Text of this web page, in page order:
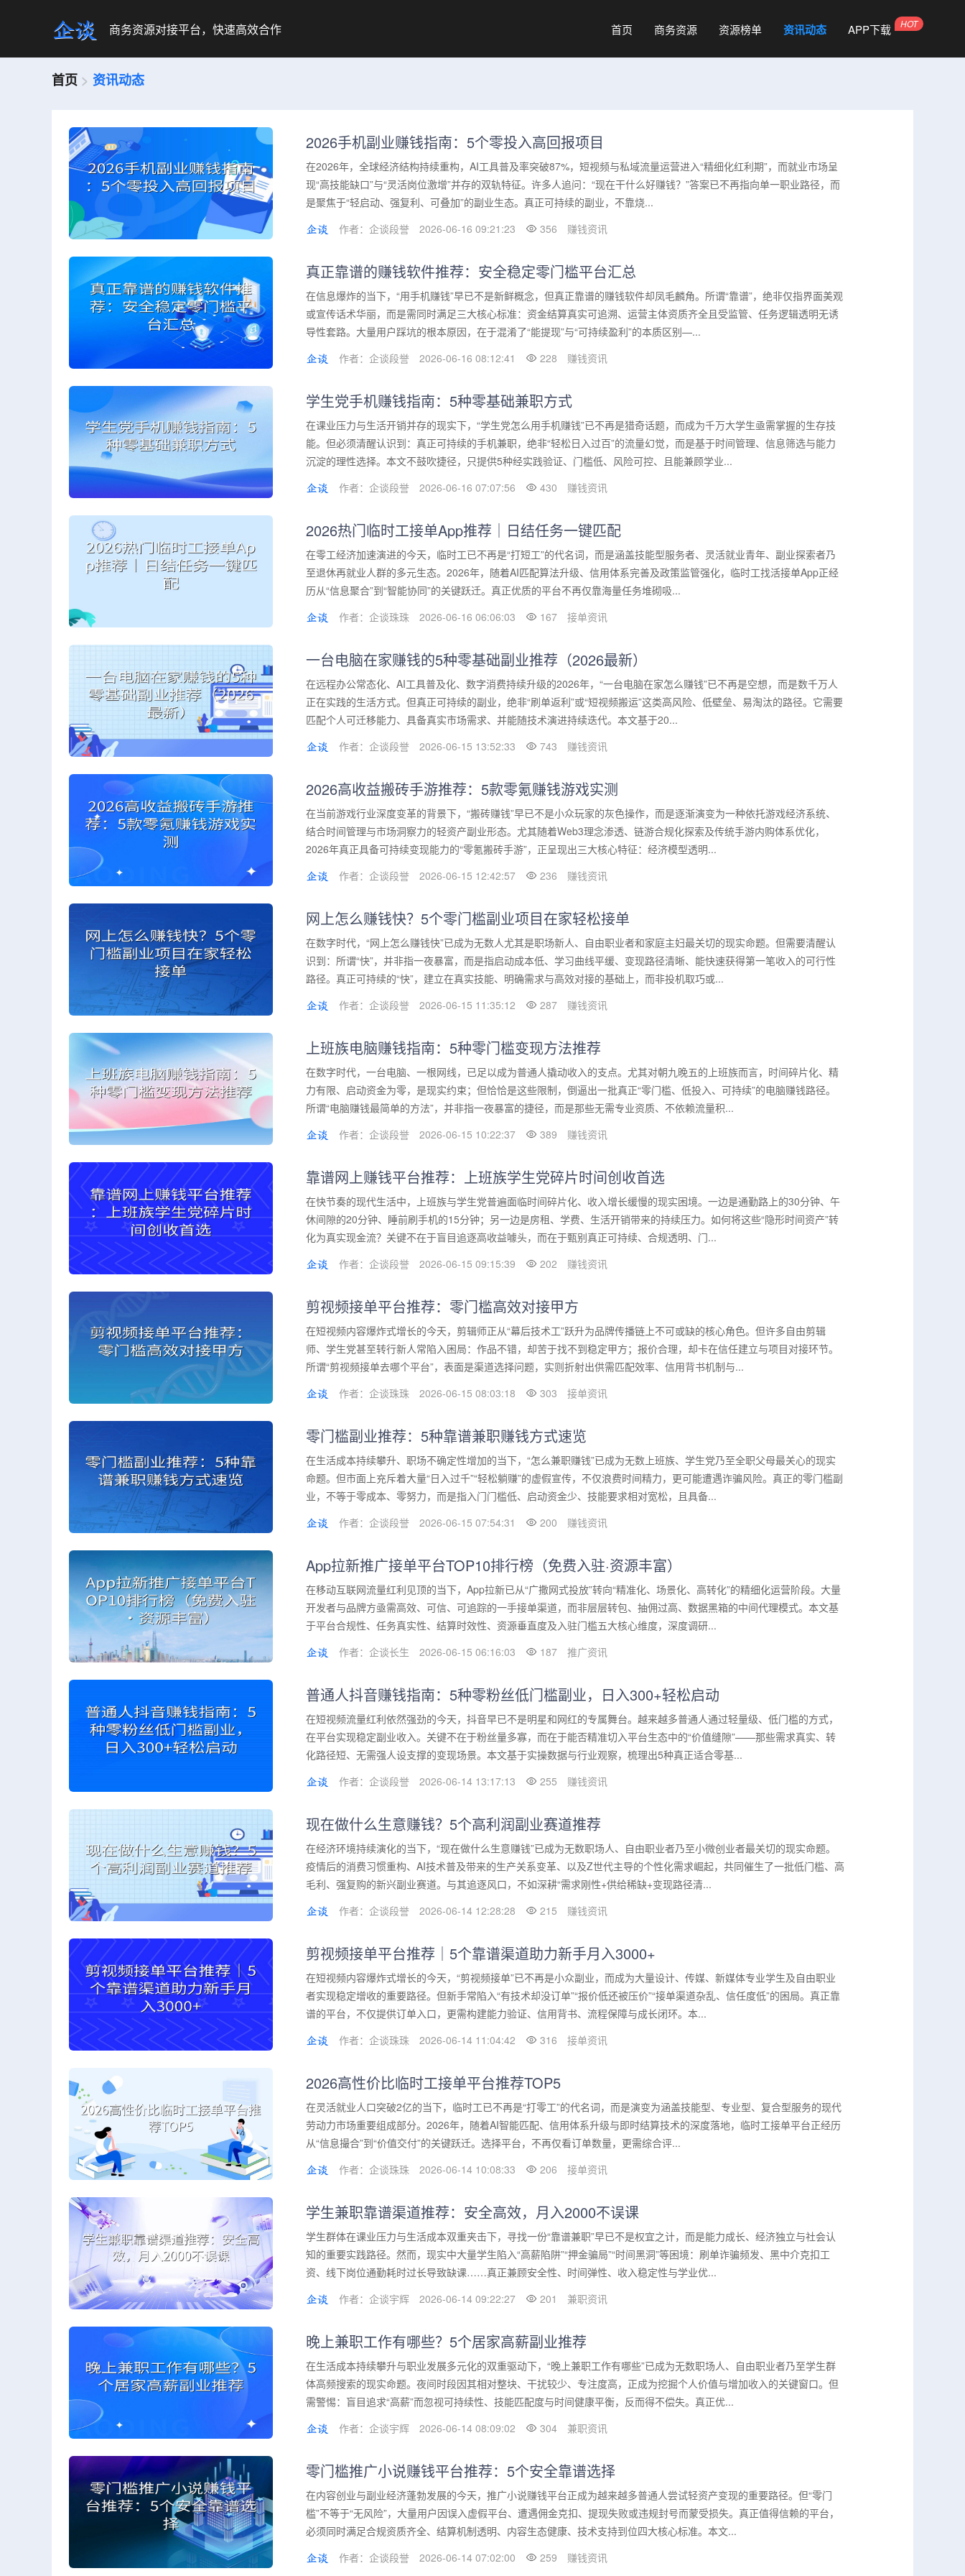
商务资源对接平台，快速高效合作 首页 商务资源 资源榜单 资讯动态 APP下载
首页 > 资讯动态
2026手机副业赚钱指南：5个零投入高回报项目
在2026年，全球经济结构持续重构，AI工具普及率突破87%，短视频与私域流量运营进入“精细化红利期”，而就业市场呈
现“高技能缺口”与“灵活岗位激增”并存的双轨特征。许多人追问：“现在干什么好赚钱？”答案已不再指向单一职业路径，而
是聚焦于“轻启动、强复利、可叠加”的副业生态。真正可持续的副业，不靠烧...
作者：企谈段誉
2026-06-16 09:21:23 356 赚钱资讯
真正靠谱的赚钱软件推荐：安全稳定零门槛平台汇总
在信息爆炸的当下，“用手机赚钱”早已不是新鲜概念，但真正靠谱的赚钱软件却凤毛麟角。所谓“靠谱”，绝非仅指界面美观
或宣传话术华丽，而是需同时满足三大核心标准：资金结算真实可追溯、运营主体资质齐全且受监管、任务逻辑透明无诱
导性套路。大量用户踩坑的根本原因，在于混淆了“能提现”与“可持续盈利”的本质区别—...
作者：企谈段誉
2026-06-16 08:12:41 228 赚钱资讯
学生党手机赚钱指南：5种零基础兼职方式
在课业压力与生活开销并存的现实下，“学生党怎么用手机赚钱”已不再是猎奇话题，而成为千万大学生亟需掌握的生存技
能。但必须清醒认识到：真正可持续的手机兼职，绝非“轻松日入过百”的流量幻觉，而是基于时间管理、信息筛选与能力
沉淀的理性选择。本文不鼓吹捷径，只提供5种经实践验证、门槛低、风险可控、且能兼顾学业...
作者：企谈段誉
2026-06-16 07:07:56 430 赚钱资讯
2026热门临时工接单App推荐｜日结任务一键匹配
在零工经济加速演进的今天，临时工已不再是“打短工”的代名词，而是涵盖技能型服务者、灵活就业青年、副业探索者乃
至退休再就业人群的多元生态。2026年，随着AI匹配算法升级、信用体系完善及政策监管强化，临时工找活接单App正经
历从“信息聚合”到“智能协同”的关键跃迁。真正优质的平台不再仅靠海量任务堆砌吸...
作者：企谈珠珠
2026-06-16 06:06:03 167 接单资讯
一台电脑在家赚钱的5种零基础副业推荐（2026最新）
在远程办公常态化、AI工具普及化、数字消费持续升级的2026年，“一台电脑在家怎么赚钱”已不再是空想，而是数千万人
正在实践的生活方式。但真正可持续的副业，绝非“刷单返利”或“短视频搬运”这类高风险、低壁垒、易淘汰的路径。它需要
匹配个人可迁移能力、具备真实市场需求、并能随技术演进持续迭代。本文基于20...
作者：企谈段誉
2026-06-15 13:52:33 743 赚钱资讯
2026高收益搬砖手游推荐：5款零氪赚钱游戏实测
在当前游戏行业深度变革的背景下，“搬砖赚钱”早已不是小众玩家的灰色操作，而是逐渐演变为一种依托游戏经济系统、
结合时间管理与市场洞察力的轻资产副业形态。尤其随着Web3理念渗透、链游合规化探索及传统手游内购体系优化，
2026年真正具备可持续变现能力的“零氪搬砖手游”，正呈现出三大核心特征：经济模型透明...
作者：企谈段誉
2026-06-15 12:42:57 236 赚钱资讯
网上怎么赚钱快？5个零门槛副业项目在家轻松接单
在数字时代，“网上怎么赚钱快”已成为无数人尤其是职场新人、自由职业者和家庭主妇最关切的现实命题。但需要清醒认
识到：所谓“快”，并非指一夜暴富，而是指启动成本低、学习曲线平缓、变现路径清晰、能快速获得第一笔收入的可行性
路径。真正可持续的“快”，建立在真实技能、明确需求与高效对接的基础上，而非投机取巧或...
作者：企谈段誉
2026-06-15 11:35:12 287 赚钱资讯
上班族电脑赚钱指南：5种零门槛变现方法推荐
在数字时代，一台电脑、一根网线，已足以成为普通人撬动收入的支点。尤其对朝九晚五的上班族而言，时间碎片化、精
力有限、启动资金为零，是现实约束；但恰恰是这些限制，倒逼出一批真正“零门槛、低投入、可持续”的电脑赚钱路径。
所谓“电脑赚钱最简单的方法”，并非指一夜暴富的捷径，而是那些无需专业资质、不依赖流量积...
作者：企谈段誉
2026-06-15 10:22:37 389 赚钱资讯
靠谱网上赚钱平台推荐：上班族学生党碎片时间创收首选
在快节奏的现代生活中，上班族与学生党普遍面临时间碎片化、收入增长缓慢的现实困境。一边是通勤路上的30分钟、午
休间隙的20分钟、睡前刷手机的15分钟；另一边是房租、学费、生活开销带来的持续压力。如何将这些“隐形时间资产”转
化为真实现金流？关键不在于盲目追逐高收益噱头，而在于甄别真正可持续、合规透明、门...
作者：企谈段誉
2026-06-15 09:15:39 202 赚钱资讯
剪视频接单平台推荐：零门槛高效对接甲方
在短视频内容爆炸式增长的今天，剪辑师正从“幕后技术工”跃升为品牌传播链上不可或缺的核心角色。但许多自由剪辑
师、学生党甚至转行新人常陷入困局：作品不错，却苦于找不到稳定甲方；报价合理，却卡在信任建立与项目对接环节。
所谓“剪视频接单去哪个平台”，表面是渠道选择问题，实则折射出供需匹配效率、信用背书机制与...
作者：企谈珠珠
2026-06-15 08:03:18 303 接单资讯
零门槛副业推荐：5种靠谱兼职赚钱方式速览
在生活成本持续攀升、职场不确定性增加的当下，“怎么兼职赚钱”已成为无数上班族、学生党乃至全职父母最关心的现实
命题。但市面上充斥着大量“日入过千”“轻松躺赚”的虚假宣传，不仅浪费时间精力，更可能遭遇诈骗风险。真正的零门槛副
业，不等于零成本、零努力，而是指入门门槛低、启动资金少、技能要求相对宽松，且具备...
作者：企谈段誉
2026-06-15 07:54:31 200 赚钱资讯
App拉新推广接单平台TOP10排行榜（免费入驻·资源丰富）
在移动互联网流量红利见顶的当下，App拉新已从“广撒网式投放”转向“精准化、场景化、高转化”的精细化运营阶段。大量
开发者与品牌方亟需高效、可信、可追踪的一手接单渠道，而非层层转包、抽佣过高、数据黑箱的中间代理模式。本文基
于平台合规性、任务真实性、结算时效性、资源垂直度及入驻门槛五大核心维度，深度调研...
作者：企谈长生
2026-06-15 06:16:03 187 推广资讯
普通人抖音赚钱指南：5种零粉丝低门槛副业，日入300+轻松启动
在短视频流量红利依然强劲的今天，抖音早已不是明星和网红的专属舞台。越来越多普通人通过轻量级、低门槛的方式，
在平台实现稳定副业收入。关键不在于粉丝量多寡，而在于能否精准切入平台生态中的“价值缝隙”——那些需求真实、转
化路径短、无需强人设支撑的变现场景。本文基于实操数据与行业观察，梳理出5种真正适合零基...
作者：企谈段誉
2026-06-14 13:17:13 255 赚钱资讯
现在做什么生意赚钱？5个高利润副业赛道推荐
在经济环境持续演化的当下，“现在做什么生意赚钱”已成为无数职场人、自由职业者乃至小微创业者最关切的现实命题。
疫情后的消费习惯重构、AI技术普及带来的生产关系变革、以及Z世代主导的个性化需求崛起，共同催生了一批低门槛、高
毛利、强复购的新兴副业赛道。与其追逐风口，不如深耕“需求刚性+供给稀缺+变现路径清...
作者：企谈段誉
2026-06-14 12:28:28 215 赚钱资讯
剪视频接单平台推荐｜5个靠谱渠道助力新手月入3000+
在短视频内容爆炸式增长的今天，“剪视频接单”已不再是小众副业，而成为大量设计、传媒、新媒体专业学生及自由职业
者实现稳定增收的重要路径。但新手常陷入“有技术却没订单”“报价低还被压价”“接单渠道杂乱、信任度低”的困局。真正靠
谱的平台，不仅提供订单入口，更需构建能力验证、信用背书、流程保障与成长闭环。本...
作者：企谈珠珠
2026-06-14 11:04:42 316 接单资讯
2026高性价比临时工接单平台推荐TOP5
在灵活就业人口突破2亿的当下，临时工已不再是“打零工”的代名词，而是演变为涵盖技能型、专业型、复合型服务的现代
劳动力市场重要组成部分。2026年，随着AI智能匹配、信用体系升级与即时结算技术的深度落地，临时工接单平台正经历
从“信息撮合”到“价值交付”的关键跃迁。选择平台，不再仅看订单数量，更需综合评...
作者：企谈珠珠
2026-06-14 10:08:33 206 接单资讯
学生兼职靠谱渠道推荐：安全高效，月入2000不误课
学生群体在课业压力与生活成本双重夹击下，寻找一份“靠谱兼职”早已不是权宜之计，而是能力成长、经济独立与社会认
知的重要实践路径。然而，现实中大量学生陷入“高薪陷阱”“押金骗局”“时间黑洞”等困境：刷单诈骗频发、黑中介克扣工
资、线下岗位通勤耗时过长导致缺课……真正兼顾安全性、时间弹性、收入稳定性与学业优...
作者：企谈宇辉
2026-06-14 09:22:27 201 兼职资讯
晚上兼职工作有哪些？5个居家高薪副业推荐
在生活成本持续攀升与职业发展多元化的双重驱动下，“晚上兼职工作有哪些”已成为无数职场人、自由职业者乃至学生群
体高频搜索的现实命题。夜间时段因其相对整块、干扰较少、专注度高，正成为挖掘个人价值与增加收入的关键窗口。但
需警惕：盲目追求“高薪”而忽视可持续性、技能匹配度与时间健康平衡，反而得不偿失。真正优...
作者：企谈宇辉
2026-06-14 08:09:02 304 兼职资讯
零门槛推广小说赚钱平台推荐：5个安全靠谱选择
在内容创业与副业经济蓬勃发展的今天，推广小说赚钱平台正成为越来越多普通人尝试轻资产变现的重要路径。但“零门
槛”不等于“无风险”，大量用户因误入虚假平台、遭遇佣金克扣、提现失败或违规封号而蒙受损失。真正值得信赖的平台，
必须同时满足合规资质齐全、结算机制透明、内容生态健康、技术支持到位四大核心标准。本文...
作者：企谈段誉
2026-06-14 07:02:00 259 赚钱资讯